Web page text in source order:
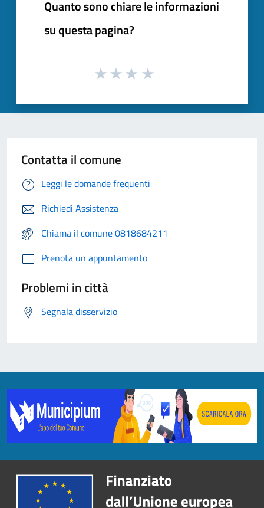
Quanto sono chiare le informazioni
su questa pagina?
Contatta il comune
Leggi le domande frequenti
Richiedi Assistenza
Chiama il comune 0818684211
Prenota un appuntamento
Problemi in città
Segnala disservizio